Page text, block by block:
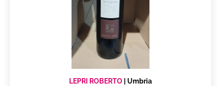
LEPRI ROBERTO Umbria